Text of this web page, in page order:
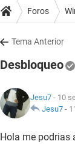
Foros
Tema Anterior
Desbloqueo
Jesu7 - 10
Jesu7 -
Hola me podrias